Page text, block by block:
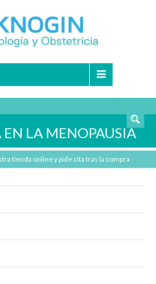
LA MENOPAUSIA
tienda online y pide cita tras la compra